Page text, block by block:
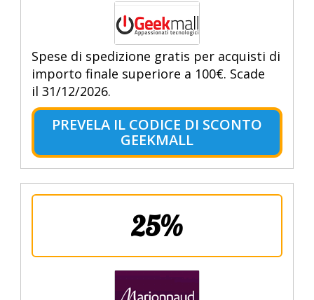
Spese di spedizione gratis per acquisti di
importo finale superiore a 100€. Scade
il 31/12/2026.
PREVELA IL CODICE DI SCONTO
GEEKMALL
25%